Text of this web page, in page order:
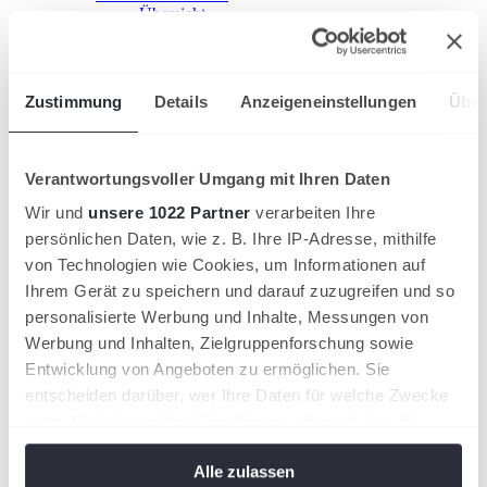
Zustimmung Details Anzeigeneinstellungen
Verantwortungsvoller Umgang mit Ihren Daten
Wir und unsere 1022 Partner verarbeiten Ihre
persönlichen Daten, wie z. B. Ihre IP-Adresse, mithilfe
von Technologien wie Cookies, um Informationen auf
Ihrem Gerät zu speichern und darauf zuzugreifen und so
personalisierte Werbung und Inhalte, Messungen von
Werbung und Inhalten, Zielgruppenforschung sowie
Entwicklung von Angeboten zu ermöglichen. Sie
entscheiden darüber, wer Ihre Daten für welche Zwecke
Cookie-Erklärung oder durch Klicken auf das Privacy
Trigger Symbol ändern oder widerrufen
Alle zulassen
Übersicht
Jugend trainiert
Ehrenamt fördern
Ehrenamt gewinnen
Ehrungen
HTV-Mitgliedschaft
Leistungssport
Nachwuchsförderung im HTV
Übersicht
HTV-Trainerteam
Förderkonzept
Stützpunkte
HTV-Partnertrainer
Duale Karriere
Internationale Turniere
Aus- & Fortbildung
Trainer
Übersicht
Trainer werden!